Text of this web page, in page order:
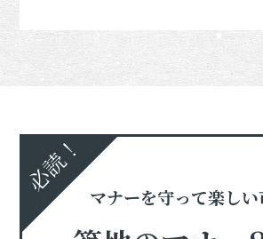
必読！
マナーを守って楽し